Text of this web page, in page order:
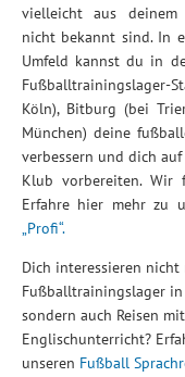
vielleicht aus deinem
nicht bekannt sind. In
Umfeld kannst du in
Fußballtrainingslager-
Köln), Bitburg (bei
München) deine
verbessern und dich
Klub vorbereiten. Wir
Erfahre hier mehr zu
„Profi“.
Dich interessieren nicht
Fußballtrainingslager
sondern auch Reisen
Englischunterricht?
unseren Fußball